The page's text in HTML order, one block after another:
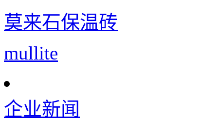
莫来石保温砖
mullite
企业新闻